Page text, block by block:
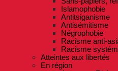
Islamophobie
Antitsiganisme
Antisémitisme
Négrophobie
Racisme anti-
Racisme
Atteintes aux libertés
En région